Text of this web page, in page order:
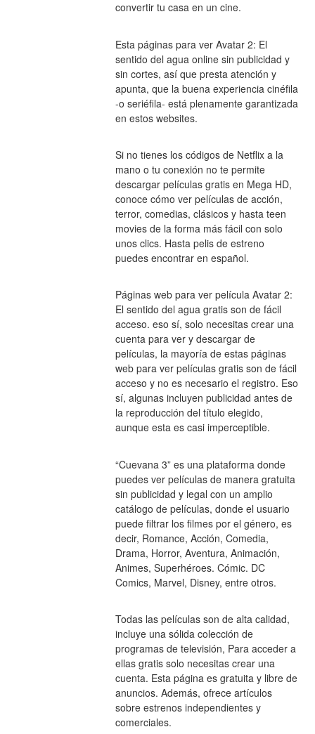
convertir tu casa en un cine.
Esta páginas para ver Avatar 2: El
sentido del agua online sin publicidad y
sin cortes, así que presta atención y
apunta, que la buena experiencia cinéfila
-o seriéfila- está plenamente garantizada
en estos websites.
Si no tienes los códigos de Netflix a la
mano o tu conexión no te permite
descargar películas gratis en Mega HD,
conoce cómo ver películas de acción,
terror, comedias, clásicos y hasta teen
movies de la forma más fácil con solo
unos clics. Hasta pelis de estreno
puedes encontrar en español.
Páginas web para ver película Avatar 2:
El sentido del agua gratis son de fácil
acceso. eso sí, solo necesitas crear una
cuenta para ver y descargar de
películas, la mayoría de estas páginas
web para ver películas gratis son de fácil
acceso y no es necesario el registro. Eso
sí, algunas incluyen publicidad antes de
la reproducción del título elegido,
aunque esta es casi imperceptible.
“Cuevana 3” es una plataforma donde
puedes ver películas de manera gratuita
sin publicidad y legal con un amplio
catálogo de películas, donde el usuario
puede filtrar los filmes por el género, es
decir, Romance, Acción, Comedia,
Drama, Horror, Aventura, Animación,
Animes, Superhéroes. Cómic. DC
Comics, Marvel, Disney, entre otros.
Todas las películas son de alta calidad,
incluye una sólida colección de
programas de televisión, Para acceder a
ellas gratis solo necesitas crear una
cuenta. Esta página es gratuita y libre de
anuncios. Además, ofrece artículos
sobre estrenos independientes y
comerciales.